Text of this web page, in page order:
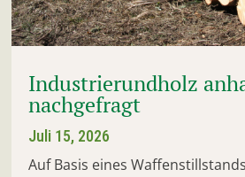
Industrierundholz
nachgefragt
Juli 15, 2026
Auf Basis eines